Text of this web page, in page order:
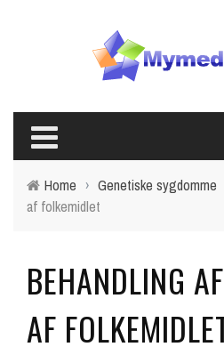
Home › Genetiske sygdomme
af folkemidlet
BEHANDLING
AF